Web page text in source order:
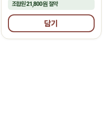
조합원21,800원절약
담기